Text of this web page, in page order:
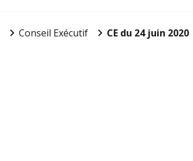
Conseil Exécutif CE du 24 juin 2020